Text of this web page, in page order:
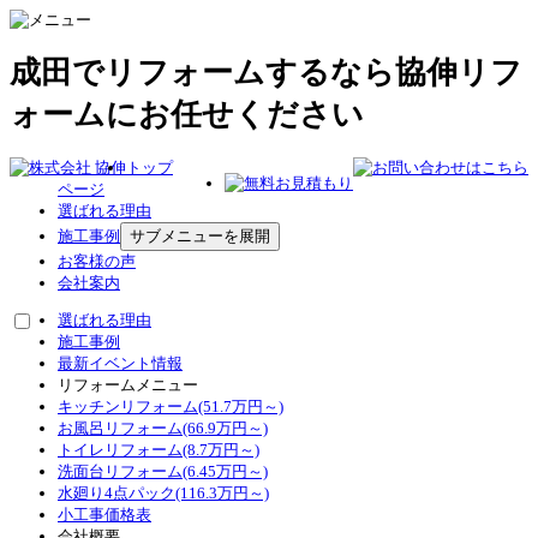
成田でリフォームするなら協伸リフ
ォームにお任せください
トップ
ページ
選ばれる理由
施工事例
サブメニューを展開
お客様の声
会社案内
選ばれる理由
施工事例
最新イベント情報
リフォームメニュー
キッチンリフォーム(51.7万円～)
お風呂リフォーム(66.9万円～)
トイレリフォーム(8.7万円～)
洗面台リフォーム(6.45万円～)
水廻り4点パック(116.3万円～)
小工事価格表